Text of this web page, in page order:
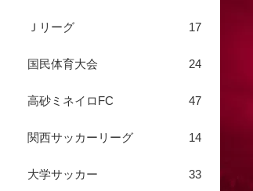
Ｊリーグ 17
国民体育大会 24
高砂ミネイロFC 47
関西サッカーリーグ 14
大学サッカー 33